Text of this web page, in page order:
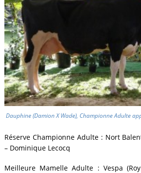
Dauphine (Damion X Wade), Championne Adulte
Réserve Championne Adulte : Nort
– Dominique Lecocq
Meilleure Mamelle Adulte : Vespa (Roy